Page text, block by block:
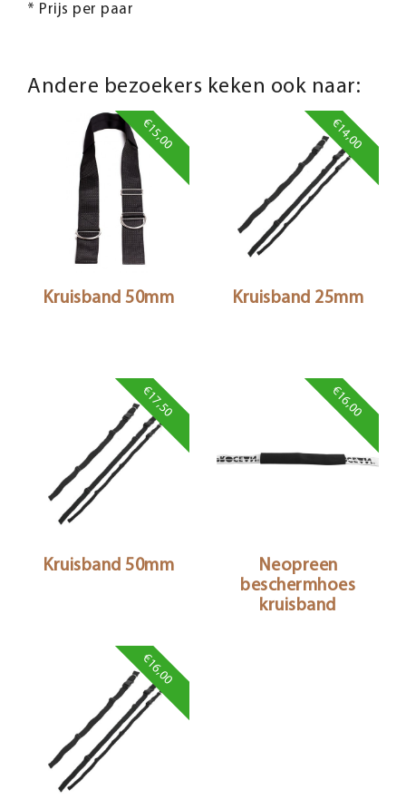
* Prijs per paar
Andere bezoekers keken ook naar:
€15,00
Kruisband 50mm
€14,00
Kruisband 25mm
€17,50
Kruisband 50mm
€16,00
Neopreen
beschermhoes
kruisband
€16,00